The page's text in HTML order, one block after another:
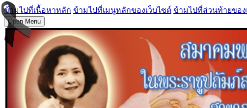
ข้ามไปที่เนื้อหาหลัก ข้ามไปที่เมนูหลักของเว็บไซต์ ข้ามไปที่ส่วนท้ายของ
Open Menu